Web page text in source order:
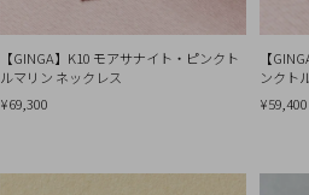
【GINGA】K10 モアサナイト・ピンクト
ルマリン ネックレス
¥69,300
【
ンクト
¥59,400